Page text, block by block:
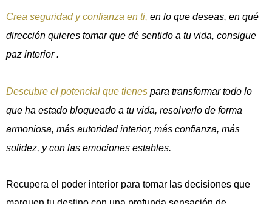
Crea seguridad y confianza en ti, en lo que deseas, en qué
dirección quieres tomar que dé sentido a tu vida, consigue
paz interior .
Descubre el potencial que tienes para transformar todo lo
que ha estado bloqueado a tu vida, resolverlo de forma
armoniosa, más autoridad interior, más confianza, más
solidez, y con las emociones estables.
Recupera el poder interior para tomar las decisiones que